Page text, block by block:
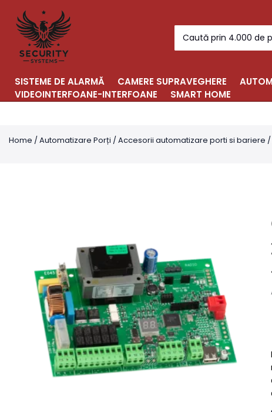
content
for:
SISTEME DE ALARMĂ CAMERE SUPRAVEGHERE
VIDEOINTERFOANE-INTERFOANE
SMART HOME
Home /Automatizare Porți /Accesorii automatizare porti si bariere /